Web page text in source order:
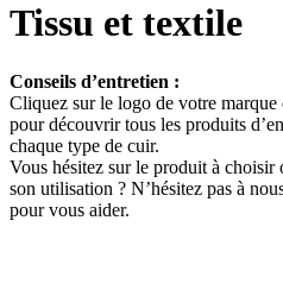
Tissu et textile
Conseils d’entretien :
Cliquez sur le logo de votre marque
pour découvrir tous les produits
chaque type de cuir.
Vous hésitez sur le produit à choisir
son utilisation ? N’hésitez pas à
pour vous aider.